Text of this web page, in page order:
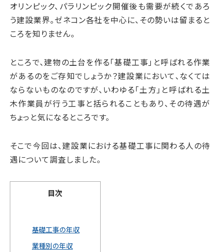
オリンピック、パラリンピック開催後も需要が続くであろ
う建設業界。ゼネコン各社を中心に、その勢いは留まると
ころを知りません。
ところで、建物の土台を作る「基礎工事」と呼ばれる作業
があるのをご存知でしょうか？建設業において、なくては
ならないものなのですが、いわゆる「土方」と呼ばれる土
木作業員が行う工事と括られることもあり、その待遇が
ちょっと気になるところです。
そこで今回は、建設業における基礎工事に関わる人の待
遇について調査しました。
目次
基礎工事の年収
業種別の年収